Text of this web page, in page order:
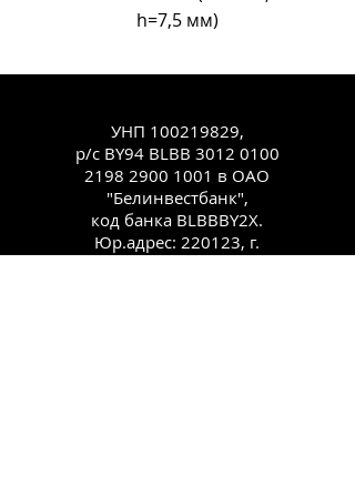
h=7,5 мм)
УНП 100219829,
р/с BY94 BLBB 3012 0100
2198 2900 1001 в ОАО
"Белинвестбанк",
код банка BLBBBY2X.
Юр.адрес: 220123, г.